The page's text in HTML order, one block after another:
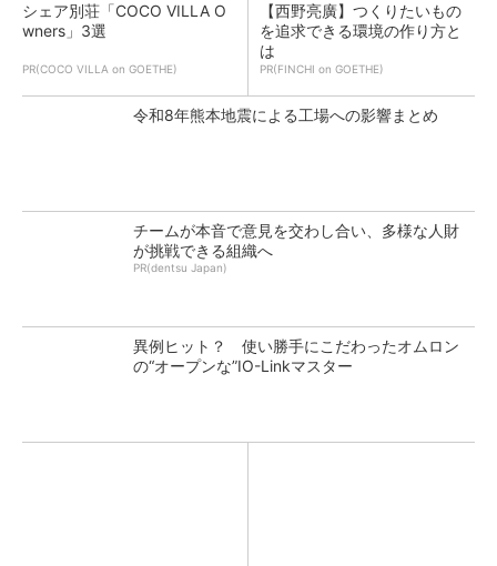
シェア別荘「COCO VILLA O
wners」3選
PR(COCO VILLA on GOETHE)
【西野亮廣】つくりたいもの
を追求できる環境の作り方と
は
PR(FINCHI on GOETHE)
令和8年熊本地震による工場への影響まとめ
チームが本音で意見を交わし合い、多様な人財
が挑戦できる組織へ
PR(dentsu Japan)
異例ヒット？ 使い勝手にこだわったオムロン
の“オープンな”IO-Linkマスター